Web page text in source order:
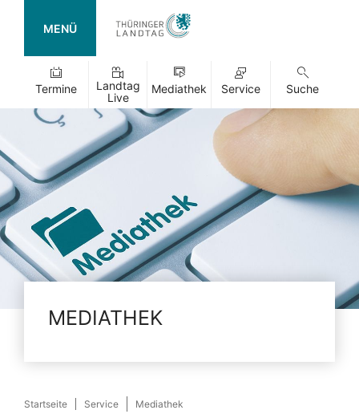
MENÜ
Termine
Landtag
Live
Mediathek Service Suche
MEDIATHEK
Startseite Service Mediathek